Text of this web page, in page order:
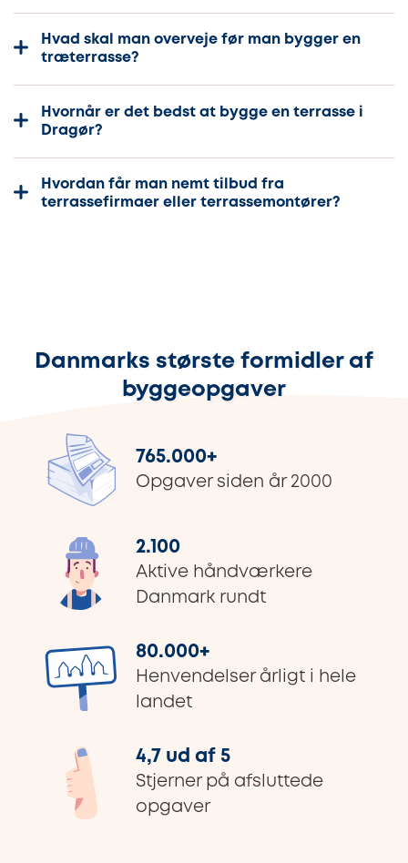
Hvad skal man overveje før man bygger en
træterrasse?
Hvornår er det bedst at bygge en terrasse i
Dragør?
Hvordan får man nemt tilbud fra
terrassefirmaer eller terrassemontører?
Danmarks største formidler af
byggeopgaver
765.000+
Opgaver siden år 2000
2.100
Aktive håndværkere
Danmark rundt
80.000+
Henvendelser årligt i hele
landet
4,7 ud af 5
Stjerner på afsluttede
opgaver